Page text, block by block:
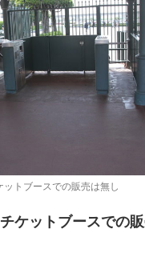
ットブースでの販売は無し
チケットブースでの